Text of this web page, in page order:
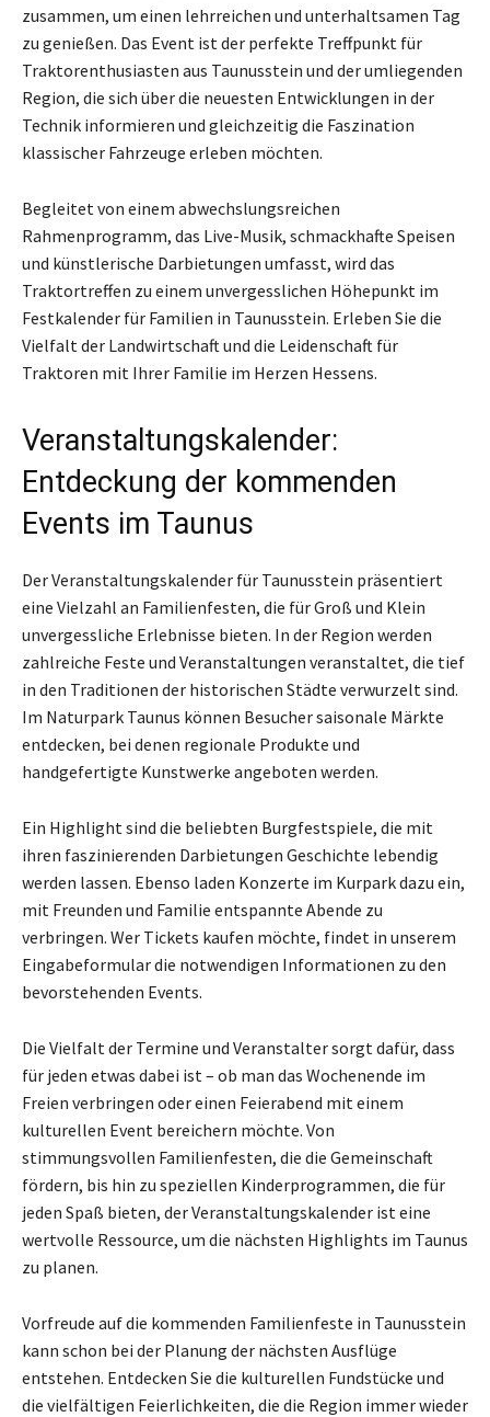
zusammen, um einen lehrreichen und unterhaltsamen Tag
zu genießen. Das Event ist der perfekte Treffpunkt für
Traktorenthusiasten aus Taunusstein und der umliegenden
Region, die sich über die neuesten Entwicklungen in der
Technik informieren und gleichzeitig die Faszination
klassischer Fahrzeuge erleben möchten.
Begleitet von einem abwechslungsreichen
Rahmenprogramm, das Live-Musik, schmackhafte Speisen
und künstlerische Darbietungen umfasst, wird das
Traktortreffen zu einem unvergesslichen Höhepunkt im
Festkalender für Familien in Taunusstein. Erleben Sie die
Vielfalt der Landwirtschaft und die Leidenschaft für
Traktoren mit Ihrer Familie im Herzen Hessens.
Veranstaltungskalender:
Entdeckung der kommenden
Events im Taunus
Der Veranstaltungskalender für Taunusstein präsentiert
eine Vielzahl an Familienfesten, die für Groß und Klein
unvergessliche Erlebnisse bieten. In der Region werden
zahlreiche Feste und Veranstaltungen veranstaltet, die tief
in den Traditionen der historischen Städte verwurzelt sind.
Im Naturpark Taunus können Besucher saisonale Märkte
entdecken, bei denen regionale Produkte und
handgefertigte Kunstwerke angeboten werden.
Ein Highlight sind die beliebten Burgfestspiele, die mit
ihren faszinierenden Darbietungen Geschichte lebendig
werden lassen. Ebenso laden Konzerte im Kurpark dazu ein,
mit Freunden und Familie entspannte Abende zu
verbringen. Wer Tickets kaufen möchte, findet in unserem
Eingabeformular die notwendigen Informationen zu den
bevorstehenden Events.
Die Vielfalt der Termine und Veranstalter sorgt dafür, dass
für jeden etwas dabei ist – ob man das Wochenende im
Freien verbringen oder einen Feierabend mit einem
kulturellen Event bereichern möchte. Von
stimmungsvollen Familienfesten, die die Gemeinschaft
fördern, bis hin zu speziellen Kinderprogrammen, die für
jeden Spaß bieten, der Veranstaltungskalender ist eine
wertvolle Ressource, um die nächsten Highlights im Taunus
zu planen.
Vorfreude auf die kommenden Familienfeste in Taunusstein
kann schon bei der Planung der nächsten Ausflüge
entstehen. Entdecken Sie die kulturellen Fundstücke und
die vielfältigen Feierlichkeiten, die die Region immer wieder